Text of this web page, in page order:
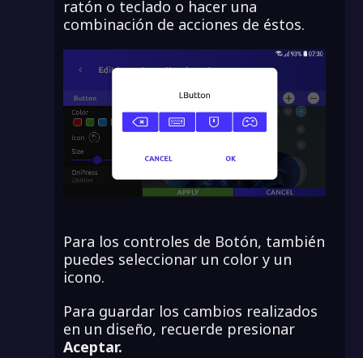
ratón o teclado o hacer una
combinación de acciones de éstos.
Para los controles de Botón, también
puedes seleccionar un color y un
icono.
Para guardar los cambios realizados
en un diseño, recuerde presionar
Aceptar.